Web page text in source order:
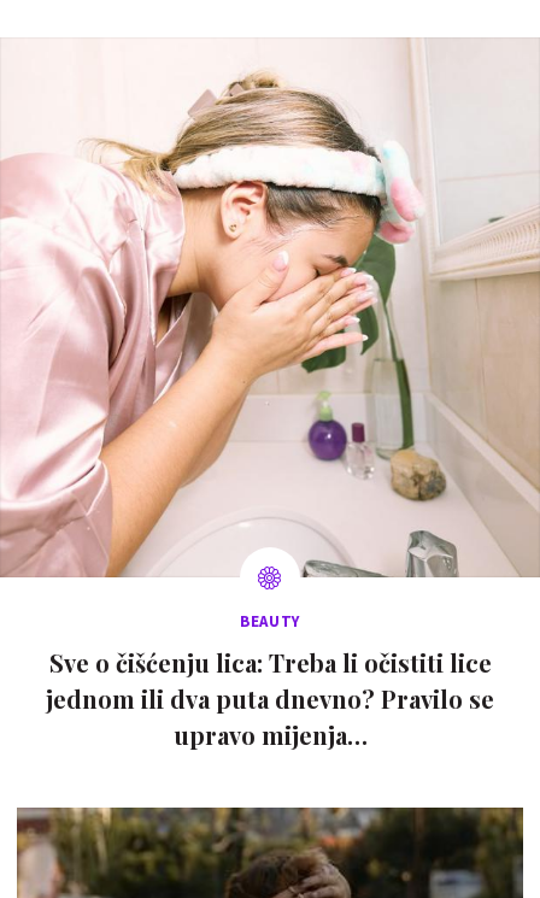
BEAUTY
Sve o čišćenju lica: Treba li očistiti lice
jednom ili dva puta dnevno? Pravilo se
upravo mijenja…